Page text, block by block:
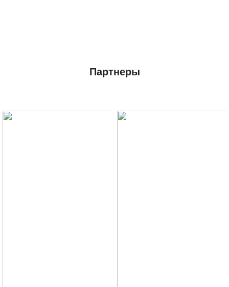
Партнеры